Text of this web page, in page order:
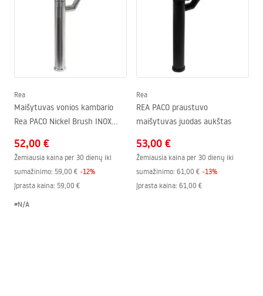
Rea
Maišytuvas vonios kambario
Rea PACO Nickel Brush INOX
52,00 €
Žemiausia kaina per 30 dienų iki
sumažinimo: 59,00 € -12%
Įprasta kaina: 59,00 €
Rea
REA PACO praustuvo
maišytuvas juodas aukštas
53,00 €
Žemiausia kaina per 30 dienų iki
sumažinimo: 61,00 € -13%
Įprasta kaina: 61,00 €
#N/A